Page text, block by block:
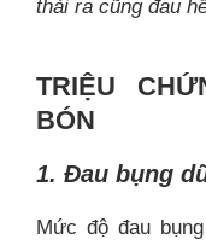
thải ra cũng đau
TRIỆU
BÓN
1. Đau bụng
Mức độ đau